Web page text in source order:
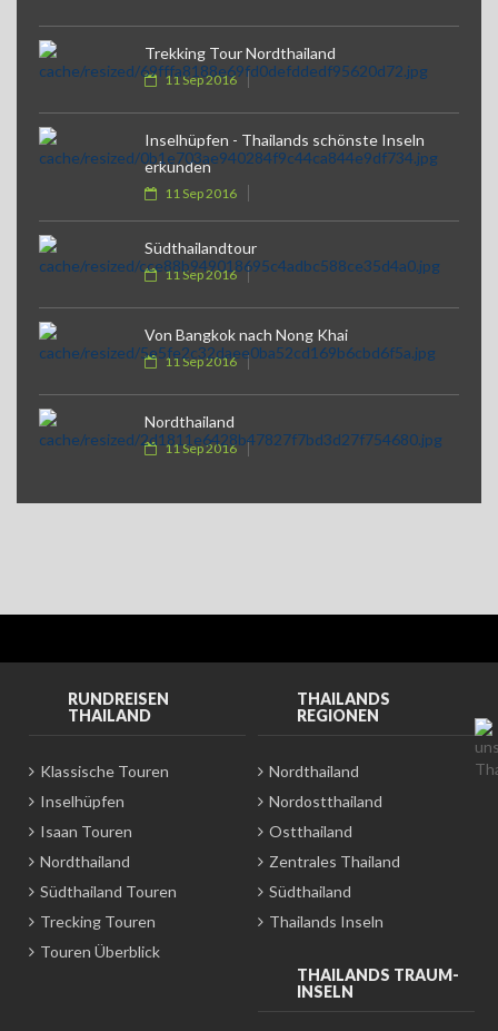
Trekking Tour Nordthailand
11 Sep 2016
Inselhüpfen - Thailands schönste Inseln
erkunden
11 Sep 2016
Südthailandtour
11 Sep 2016
Von Bangkok nach Nong Khai
11 Sep 2016
Nordthailand
11 Sep 2016
RUNDREISEN
THAILAND
Klassische Touren
Inselhüpfen
Isaan Touren
Nordthailand
Südthailand Touren
Trecking Touren
Touren Überblick
THAILANDS
REGIONEN
Nordthailand
Nordostthailand
Ostthailand
Zentrales Thailand
Südthailand
Thailands Inseln
THAILANDS TRAUM-
INSELN